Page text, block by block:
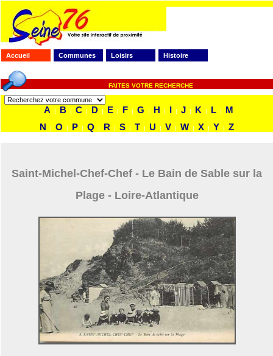
Accueil Communes Loisirs Histoire
FAITES VOTRE RECHERCHE
A | B | C | D | E | F | G | H | I | J | K | L |
M
N
| O | P | Q | R | S | T | U | V | W | X | Y | Z
Saint-Michel-Chef-Chef - Le Bain de Sable sur la
Plage - Loire-Atlantique